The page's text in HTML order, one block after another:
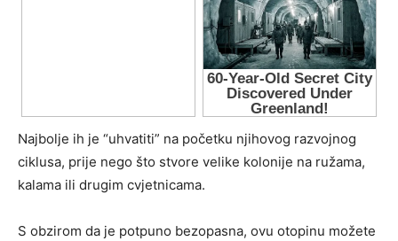
Najbolje ih je “uhvatiti” na početku njihovog razvojnog
ciklusa, prije nego što stvore velike kolonije na ružama,
kalama ili drugim cvjetnicama.
S obzirom da je potpuno bezopasna, ovu otopinu možete